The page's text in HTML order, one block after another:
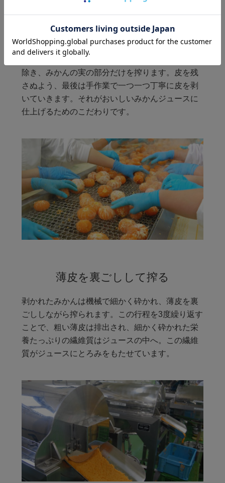
外皮を剥いてから搾る
一般的なジュースのほとんどはみかんを皮ごと搾
ります。それに対して早和果樹園では外皮を取り
除き、みかんの実の部分だけを搾ります。皮を残
さぬよう、最後は手作業で一つ一つ丁寧に皮を剥
いていきます。それがおいしいみかんジュースに
仕上げるためのこだわりです。
薄皮を裏ごしして搾る
剥かれたみかんは機械で細かく砕かれ、薄皮を裏
ごししながら搾られます。この行程を3度繰り返す
ことで、粗い薄皮は排出され、細かく砕かれた栄
養たっぷりの繊維質はジュースの中へ。この繊維
質がジュースにとろみをもたせています。